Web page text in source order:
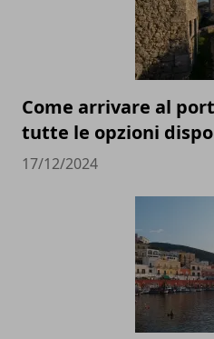
Come arrivare al
tutte le opzioni
17/12/2024